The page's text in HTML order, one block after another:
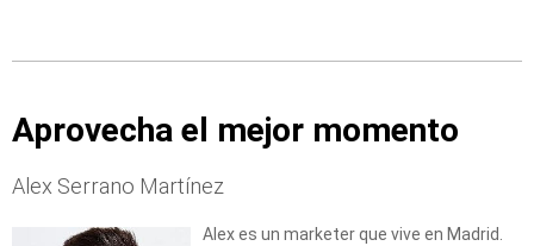
Aprovecha el mejor momento
Alex Serrano Martínez
Alex es un marketer que vive en Madrid.